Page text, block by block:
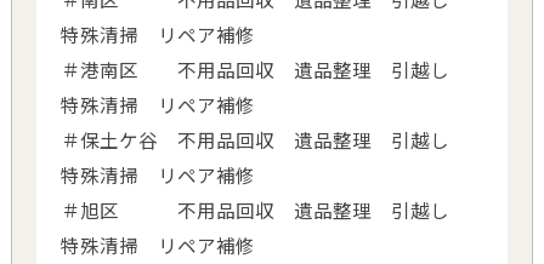
特殊清掃 リペア補修
＃港南区 不用品回収 遺品整理 引越し
特殊清掃 リペア補修
＃保土ケ谷 不用品回収 遺品整理 引越し
特殊清掃 リペア補修
＃旭区 不用品回収 遺品整理 引越し
特殊清掃 リペア補修